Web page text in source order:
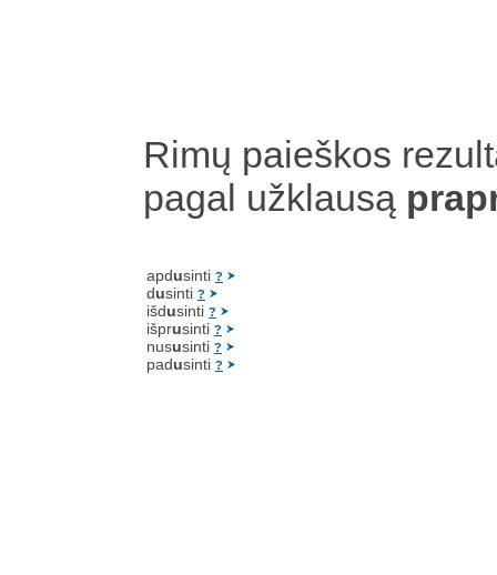
Rimų paieškos
pagal užklausą
apdusinti ?
dusinti ?
išdusinti ?
išprusinti ?
nususinti ?
padusinti ?